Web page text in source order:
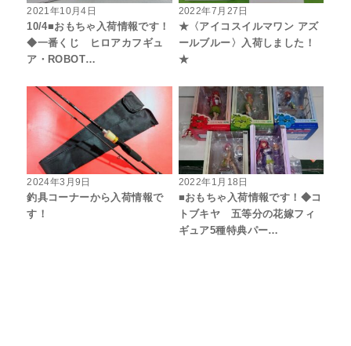
2021年10月4日
10/4■おもちゃ入荷情報です！
◆一番くじ ヒロアカフギュ
ア・ROBOT…
2022年7月27日
★〈アイコスイルマワン アズ
ールブルー〉入荷しました！
★
2024年3月9日
釣具コーナーから入荷情報で
す！
2022年1月18日
■おもちゃ入荷情報です！◆コ
トブキヤ 五等分の花嫁フィ
ギュア5種特典パー…